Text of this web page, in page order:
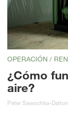
OPERACIÓN /
¿Cómo
aire?
Peter Sawochka-Dalton